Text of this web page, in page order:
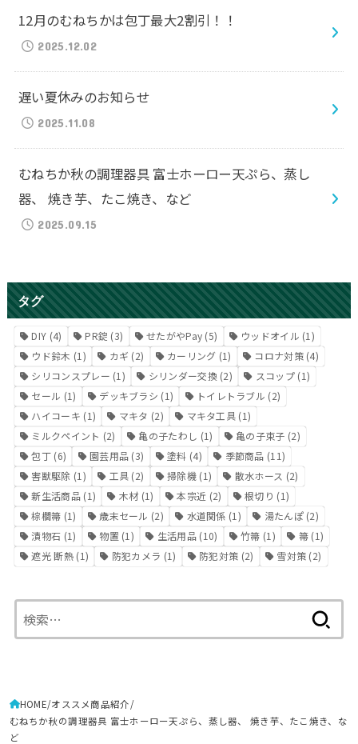
12月のむねちかは包丁最大2割引！！
2025.12.02
遅い夏休みのお知らせ
2025.11.08
むねちか秋の調理器具 富士ホーロー天ぷら、蒸し
器、 焼き芋、たこ焼き、など
2025.09.15
タグ
DIY (4) PR錠 (3) せたがやPay (5) ウッドオイル (1)
ウド鈴木 (1) カギ (2) カーリング (1) コロナ対策(4)
シリコンスプレー (1) シリンダー交換(2) スコップ(1)
セール (1) デッキブラシ (1) トイレトラブル (2)
ハイコーキ (1) マキタ (2) マキタ工具 (1)
ミルクペイント (2) 亀の子たわし (1) 亀の子束子 (2)
包丁 (6) 園芸用品 (3) 塗料 (4) 季節商品 (11)
害獣駆除 (1) 工具 (2) 掃除機(1) 散水ホース (2)
新生活商品(1) 木材(1) 本宗近 (2) 根切り (1)
棕櫚箒 (1) 歳末セール (2) 水道関係 (1) 湯たんぽ(2)
漬物石 (1) 物置 (1) 生活用品(10) 竹箒 (1) 箒(1)
遮光 断熱(1) 防犯カメラ (1) 防犯対策 (2) 雪対策 (2)
索:
HOME オススメ商品紹介
むねちか秋の調理器具 富士ホーロー天ぷら、蒸し器、 焼き芋、たこ焼き、な
ど